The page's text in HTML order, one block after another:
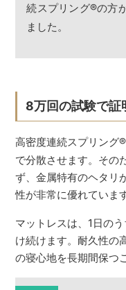
続スプリング®の方
ました。
8万回の試験で証
高密度連続スプリング®
で分散させます。その
ず、金属特有のヘタリ
性が非常に優れています
マットレスは、1日の
け続けます。耐久性の
の寝心地を長期間保つ